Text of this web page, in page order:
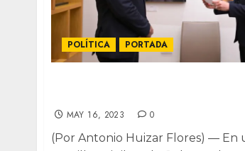
POLÍTICA PORTADA
MAY 16, 2023 0
(Por Antonio Huizar Flores) — En